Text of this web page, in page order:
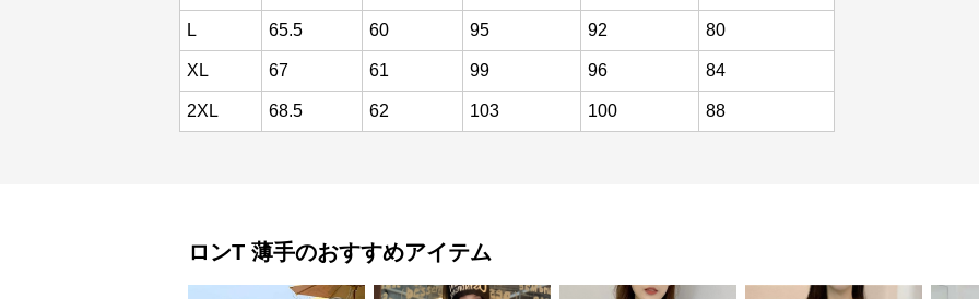
L 65.5 60 95 92 80
XL 67 61 99 96 84
2XL 68.5 62 103 100 88
ロンT 薄手のおすすめアイテム